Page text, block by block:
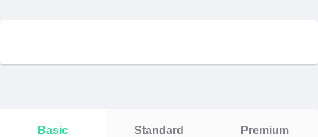
Basic Standard Premium